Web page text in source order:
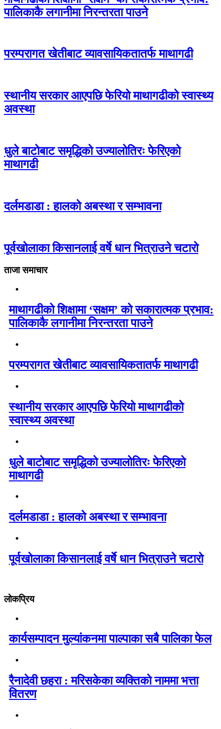
पालिकाकै लगानीमा निरन्तरता पाउने
परम्परागत खेतीबाट व्यावसायिकतातर्फ माथागढी
स्थानीय सरकार आएपछि फेरियो माथागढीको स्वास्थ्य
अवस्था
धुले बाटोबाट समृद्धिको उज्यालोतिरः फेरिएको
माथागढी
दर्लमडाडा : हालको अबस्था र सम्भावना
पूर्वखोलाका किसानलाई वर्षे धान भित्राउने चटारो
ताजा समाचार
माथागढीको शिक्षामा ‘सक्षम’ को सकारात्मक प्रभाव:
पालिकाकै लगानीमा निरन्तरता पाउने
परम्परागत खेतीबाट व्यावसायिकतातर्फ माथागढी
स्थानीय सरकार आएपछि फेरियो माथागढीको
स्वास्थ्य अवस्था
धुले बाटोबाट समृद्धिको उज्यालोतिरः फेरिएको
माथागढी
दर्लमडाडा : हालको अबस्था र सम्भावना
पूर्वखोलाका किसानलाई वर्षे धान भित्राउने चटारो
लोकप्रिय
कार्यसम्पादन मुल्यांकनमा पाल्पाका सबै पालिका फेल
रैनादेवी छहरा : मरिसकेका व्यक्तिको नाममा भत्ता
वितरण